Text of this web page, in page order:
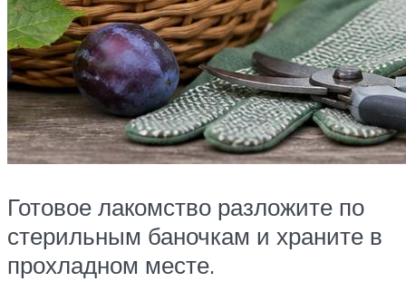
Готовое лакомство разложите по
стерильным баночкам и храните в
прохладном месте.